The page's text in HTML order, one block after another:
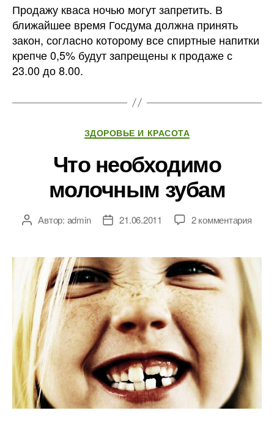
Продажу кваса ночью могут запретить. В
ближайшее время Госдума должна принять
закон, согласно которому все спиртные напитки
крепче 0,5% будут запрещены к продаже с
23.00 до 8.00.
Рубрики
ЗДОРОВЬЕ И КРАСОТА
Что необходимо
молочным зубам
АвторАвтор: admin
Дата21.06.2011 2 комментарияк